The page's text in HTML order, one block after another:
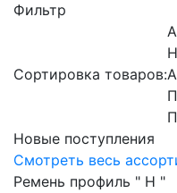
Фильтр
Сортировка товаров:
Новые поступления
Смотреть весь
Ремень профиль " H "